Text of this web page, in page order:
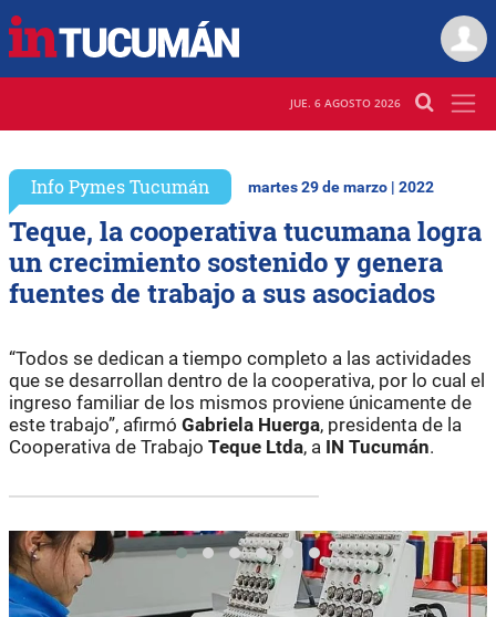
JUE. 6 AGOSTO 2026
Info Pymes Tucumán martes 29 de marzo | 2022
Teque, la cooperativa tucumana logra
un crecimiento sostenido y genera
fuentes de trabajo a sus asociados
“Todos se dedican a tiempo completo a las actividades
que se desarrollan dentro de la cooperativa, por lo cual el
ingreso familiar de los mismos proviene únicamente de
este trabajo”, afirmó Gabriela Huerga, presidenta de la
Cooperativa de Trabajo Teque Ltda, a IN Tucumán.